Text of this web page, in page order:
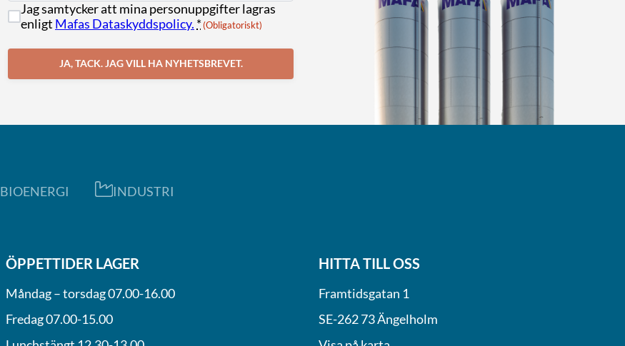
Samtycke(Obligatoriskt)
Jag samtycker att mina personuppgifter lagras
enligt Mafas Dataskyddspolicy. *(Obligatoriskt)
JA, TACK. JAG VILL HA NYHETSBREVET.
BIOENERGI INDUSTRI
ÖPPETTIDER LAGER
Måndag – torsdag 07.00-16.00
Fredag 07.00-15.00
HITTA TILL OSS
Framtidsgatan 1
SE-262 73 Ängelholm